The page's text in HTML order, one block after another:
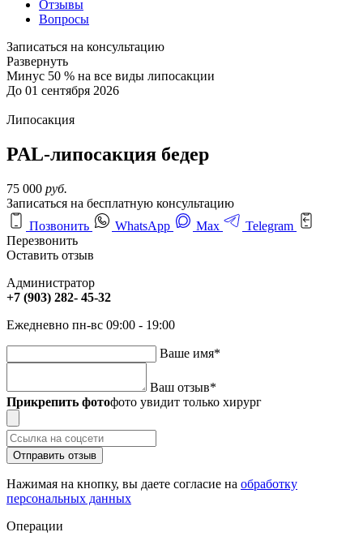
Отзывы
Вопросы
Записаться на консультацию
Развернуть
Минус 50 % на все виды липосакции
До 01 сентября 2026
Липосакция
PAL-липосакция бедер
75 000 руб.
Записаться на бесплатную консультацию
Позвонить
WhatsApp Max
Telegram
Перезвонить
Оставить отзыв
Администратор
+7 (903) 282- 45-32
Ежедневно пн-вс 09:00 - 19:00
Ваше имя*
Ваш отзыв*
Прикрепить фотофото увидит только хирург
Отправить отзыв
Нажимая на кнопку, вы даете согласие на обработку
персональных данных
Операции